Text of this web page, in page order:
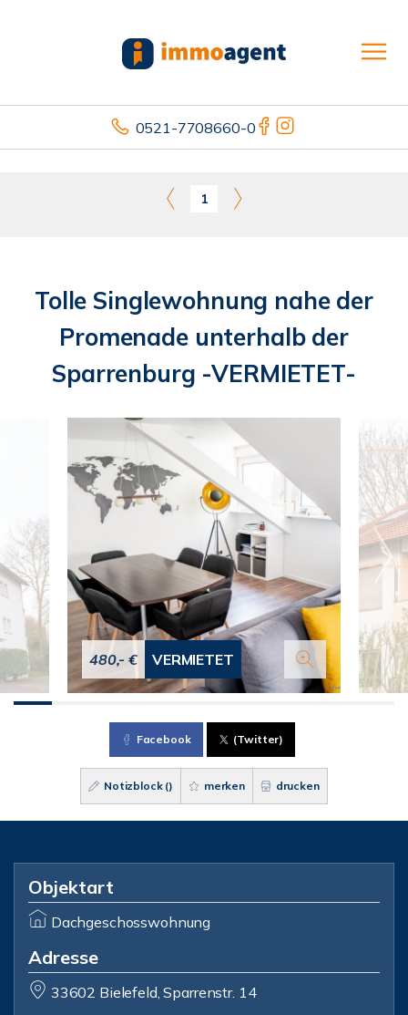
0521-7708660-0
1
Tolle Singlewohnung nahe der
Promenade unterhalb der
Sparrenburg -VERMIETET-
480,- € VERMIETET
Facebook (Twitter)
Notizblock () merken drucken
Objektart
Dachgeschosswohnung
Adresse
33602 Bielefeld, Sparrenstr. 14